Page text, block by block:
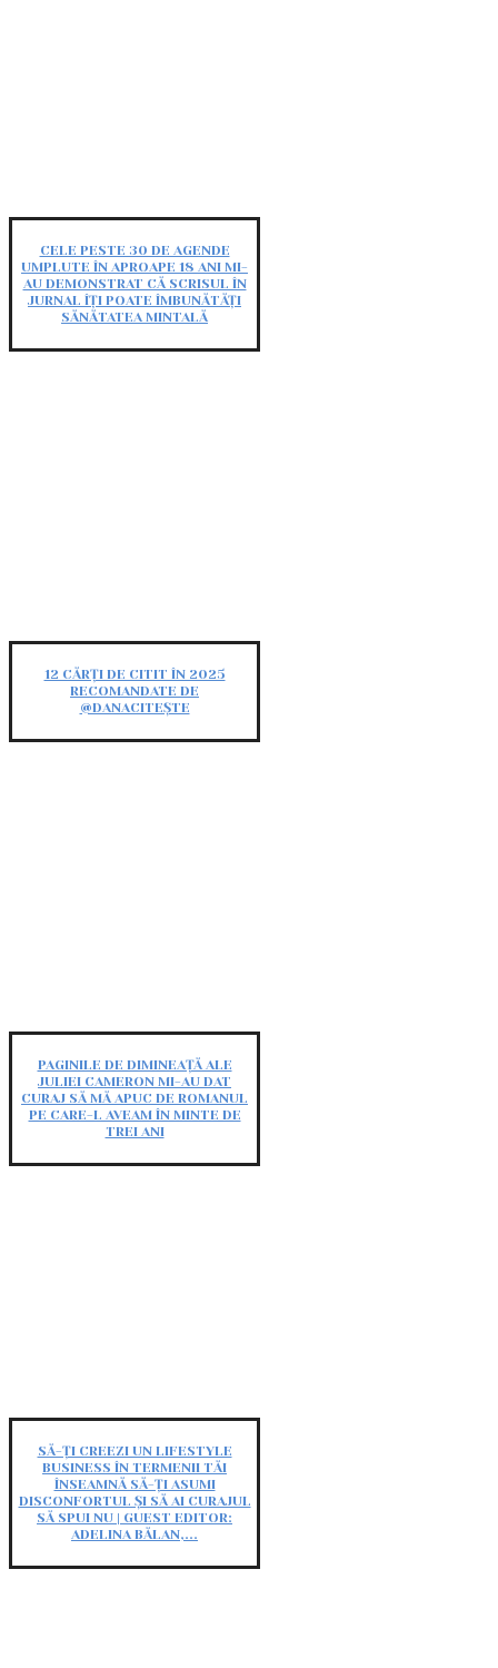
CELE PESTE 30 DE AGENDE
UMPLUTE ÎN APROAPE 18 ANI MI-
AU DEMONSTRAT CĂ SCRISUL ÎN
JURNAL ÎȚI POATE ÎMBUNĂTĂȚI
SĂNĂTATEA MINTALĂ
12 CĂRȚI DE CITIT ÎN 2025
RECOMANDATE DE
@DANACITEȘTE
PAGINILE DE DIMINEAȚĂ ALE
JULIEI CAMERON MI-AU DAT
CURAJ SĂ MĂ APUC DE ROMANUL
PE CARE-L AVEAM ÎN MINTE DE
TREI ANI
SĂ-ȚI CREEZI UN LIFESTYLE
BUSINESS ÎN TERMENII TĂI
ÎNSEAMNĂ SĂ-ȚI ASUMI
DISCONFORTUL ȘI SĂ AI CURAJUL
SĂ SPUI NU | GUEST EDITOR:
ADELINA BĂLAN,...